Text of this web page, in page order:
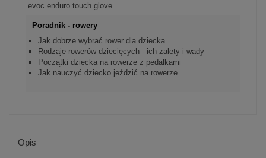
evoc enduro touch glove
Poradnik - rowery
Jak dobrze wybrać rower dla dziecka
Rodzaje rowerów dziecięcych - ich zalety i wady
Początki dziecka na rowerze z pedałkami
Jak nauczyć dziecko jeździć na rowerze
Opis